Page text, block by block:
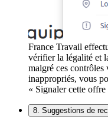
France Travail
vérifier la légalité et
malgré ces contrôles
inappropriés, vous
« Signaler cette offre
8. Suggestions de